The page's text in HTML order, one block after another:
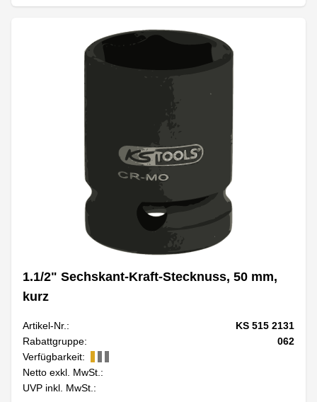
1.1/2" Sechskant-Kraft-Stecknuss, 50 mm,
kurz
Artikel-Nr.:
KS 515 2131
Rabattgruppe:
062
Verfügbarkeit:
Netto exkl. MwSt.:
UVP inkl. MwSt.: